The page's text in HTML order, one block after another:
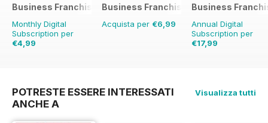
Business Franchise Directory
Monthly Digital
Subscription per
€4,99
Business Franchise Guide
Acquista per €6,99
Business
Annual Digital
Subscription per
€17,99
POTRESTE ESSERE INTERESSATI
ANCHE A
Visualizza tutti